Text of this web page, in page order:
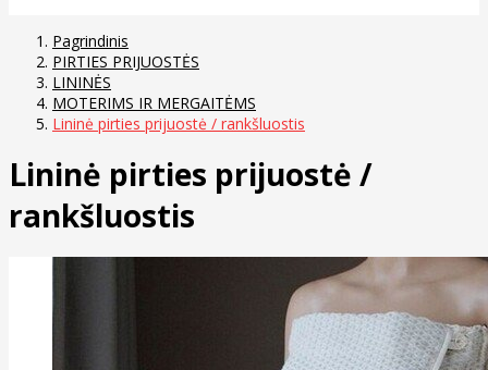
Pagrindinis
PIRTIES PRIJUOSTĖS
LININĖS
MOTERIMS IR MERGAITĖMS
Lininė pirties prijuostė / rankšluostis
Lininė pirties prijuostė /
rankšluostis